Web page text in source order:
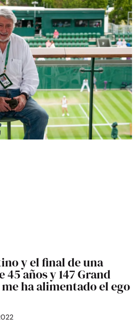
y el final de una
45 años y 147 Grand
ha alimentado el ego